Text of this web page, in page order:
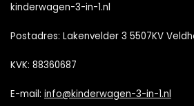
kinderwagen-3-in-1.nl
Postadres: Lakenvelder 3 5507KV
KVK: 88360687
E-mail: info@kinderwagen-3-in-1.nl